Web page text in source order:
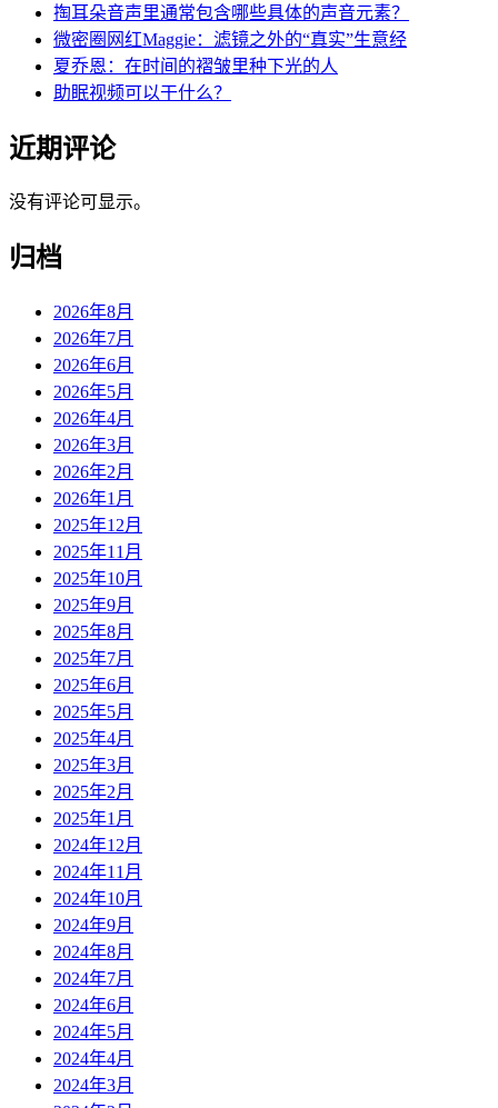
掏耳朵音声里通常包含哪些具体的声音元素？
微密圈网红Maggie：滤镜之外的“真实”生意经
夏乔恩：在时间的褶皱里种下光的人
助眠视频可以干什么？
近期评论
没有评论可显示。
归档
2026年8月
2026年7月
2026年6月
2026年5月
2026年4月
2026年3月
2026年2月
2026年1月
2025年12月
2025年11月
2025年10月
2025年9月
2025年8月
2025年7月
2025年6月
2025年5月
2025年4月
2025年3月
2025年2月
2025年1月
2024年12月
2024年11月
2024年10月
2024年9月
2024年8月
2024年7月
2024年6月
2024年5月
2024年4月
2024年3月